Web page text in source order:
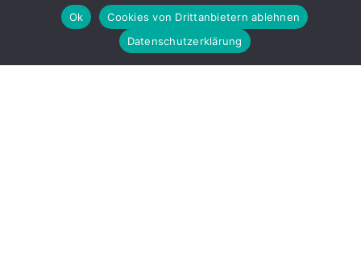
Ok
Cookies von Drittanbietern ablehnen
Datenschutzerklärung